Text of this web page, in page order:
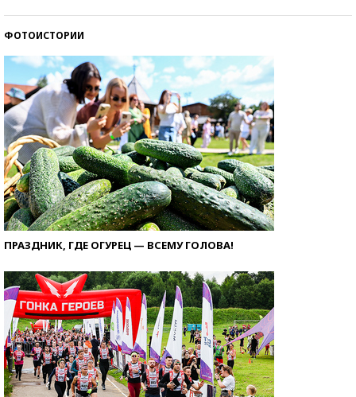
ФОТОИСТОРИИ
ПРАЗДНИК, ГДЕ ОГУРЕЦ — ВСЕМУ ГОЛОВА!